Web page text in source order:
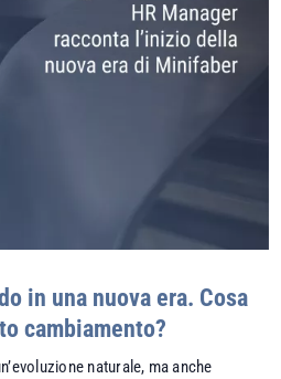
in una nuova era. Cosa
cambiamento?
naturale, ma anche